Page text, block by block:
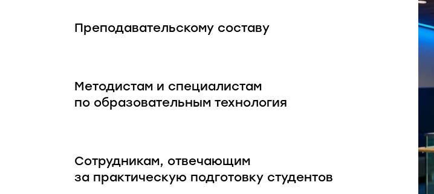
Преподавательскому составу
Методистам и специалистам
по образовательным технология
Сотрудникам, отвечающим
за практическую подготовку студентов